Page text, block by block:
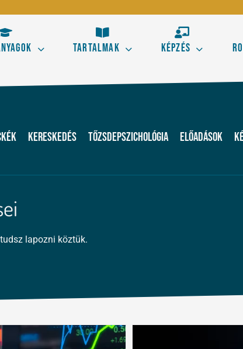
Kezdő
Tartalmak Képzés
Kereskedés Tőzsdepszichológia Előadások
lapozni köztük.